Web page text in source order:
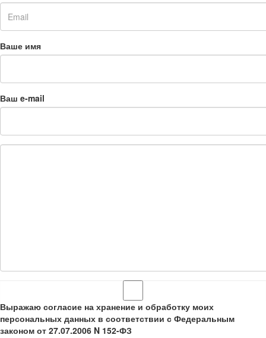
Ваше имя
Ваш e-mail
Выражаю согласие на хранение и обработку моих
персональных данных в соответствии с Федеральным
законом от 27.07.2006 N 152-ФЗ